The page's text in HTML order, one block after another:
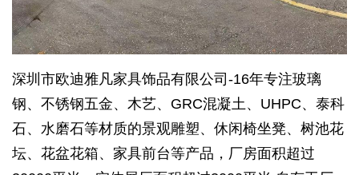
深圳市欧迪雅凡家具饰品有限公司-16年专注玻璃
钢、不锈钢五金、木艺、GRC混凝土、UHPC、泰科
石、水磨石等材质的景观雕塑、休闲椅坐凳、树池花
坛、花盆花箱、家具前台等产品，厂房面积超过